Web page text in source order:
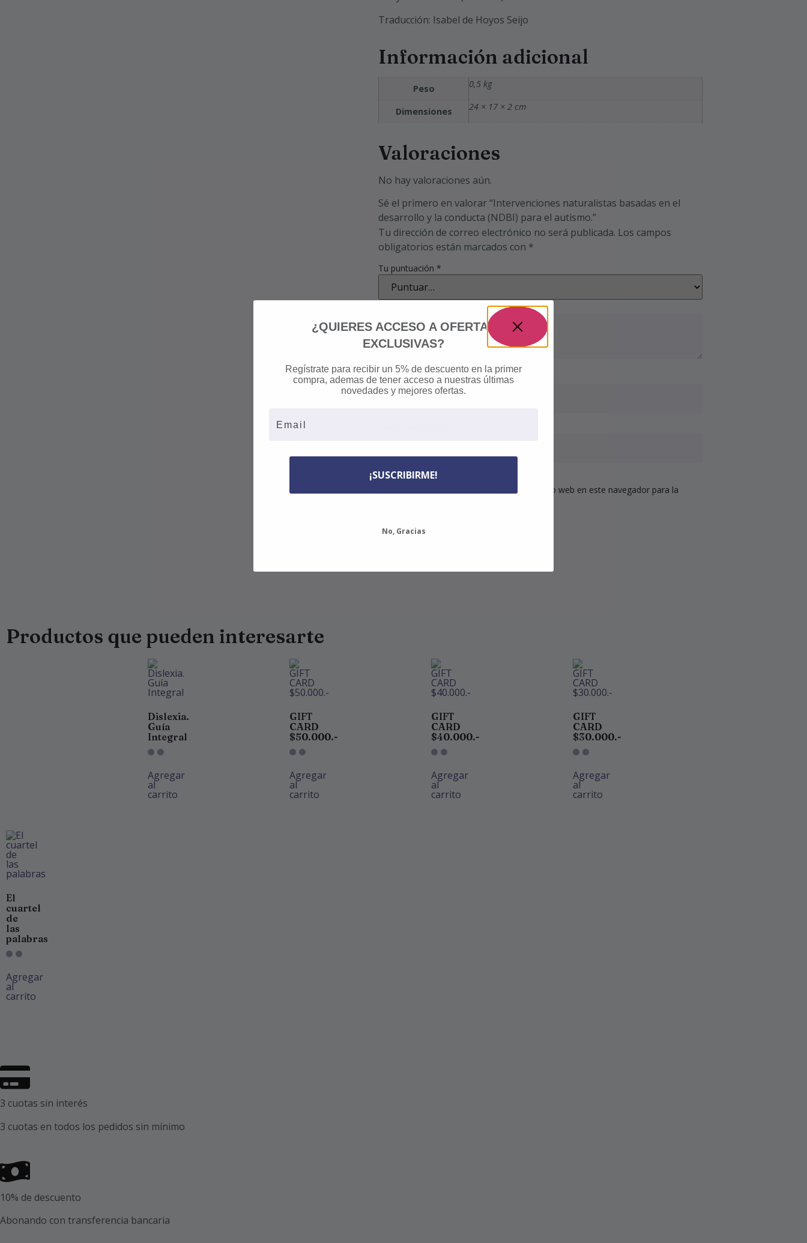
Traducción: Isabel de Hoyos Seijo
Información adicional
Peso 0,5 kg
Dimensiones 24 × 17 × 2 cm
Valoraciones
No hay valoraciones aún.
Sé el primero en valorar “Intervenciones naturalistas basadas en el
desarrollo y la conducta (NDBI) para el autismo.”
Tu dirección de correo electrónico no será publicada. Los campos
obligatorios están marcados con *
Tu puntuación *
Nombre*
Guardar mi nombre, correo electrónico y sitio web en este navegador para la
Productos que pueden interesarte
Dislexia.
Guía
Integral
Agregar
al
carrito
GIFT
CARD
$50.000.-
Agregar
al
carrito
GIFT
CARD
$40.000.-
Agregar
al
carrito
GIFT
CARD
$30.000.-
Agregar
al
carrito
El
cuartel
de
las
palabras
Agregar
al
carrito
3 cuotas sin interés
3 cuotas en todos los pedidos sin mínimo
10% de descuento
Abonando con transferencia bancaria
¿QUIERES ACCESO A OFERTAS
EXCLUSIVAS?
Regístrate para recibir un 5% de descuento en la primer
compra, ademas de tener acceso a nuestras últimas
novedades y mejores ofertas.
¡SUSCRIBIRME!
No, Gracias